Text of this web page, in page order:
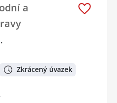
a
Zkrácený úvazek